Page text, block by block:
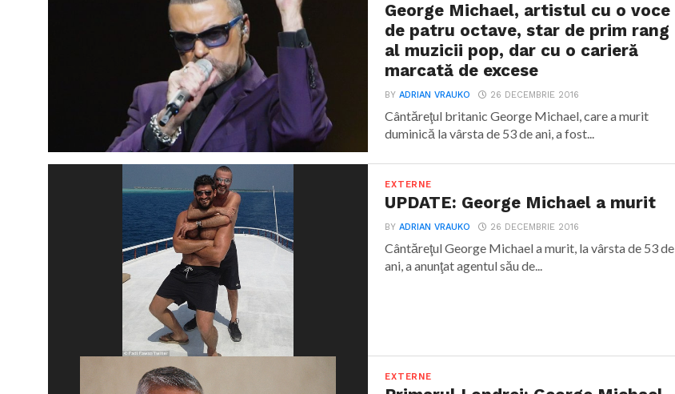
George Michael, artistul cu o voce
de patru octave, star de prim rang
al muzicii pop, dar cu o carieră
marcată de excese
BYADRIAN VRAUKO 26 DECEMBRIE 2016
Cântăreţul britanic George Michael, care a murit
duminică la vârsta de 53 de ani, a fost...
EXTERNE
UPDATE: George Michael a murit
BYADRIAN VRAUKO 26 DECEMBRIE 2016
Cântăreţul George Michael a murit, la vârsta de 53 de
ani, a anunţat agentul său de...
EXTERNE